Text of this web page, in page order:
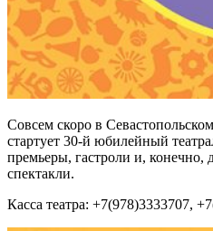
Совсем скоро в
стартует 30-й юбилейный
премьеры, гастроли и,
спектакли.
Касса театра: +7(978)3333707,